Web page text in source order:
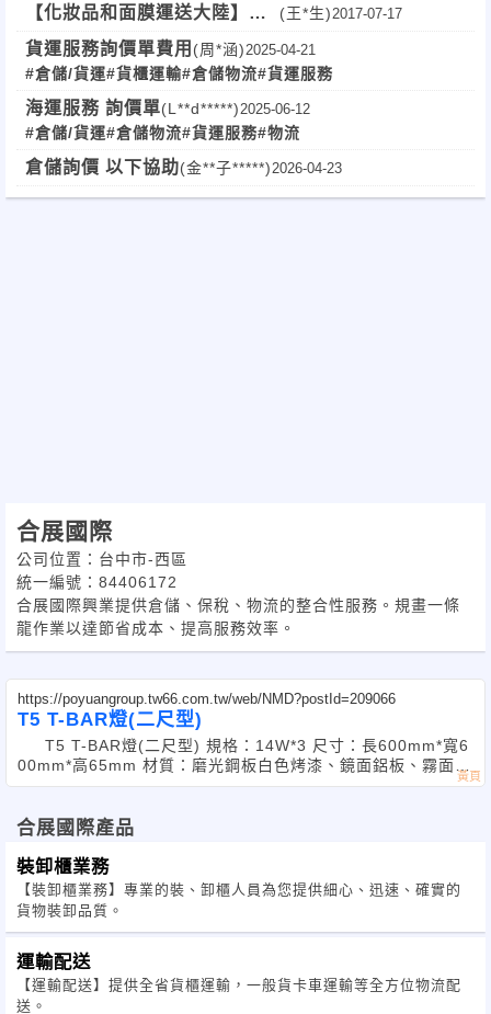
【化妝品和面膜運送大陸】長
期合作
(王*生) 2017-07-17
貨運服務詢價單費用 (周*涵) 2025-04-21
#倉儲/貨運#貨櫃運輸#倉儲物流#貨運服務
海運服務 詢價單(L**d*****) 2025-06-12
#倉儲/貨運#倉儲物流#貨運服務#物流
倉儲詢價 以下協助(金**子*****) 2026-04-23
合展國際
公司位置：台中市-西區
統一編號：84406172
合展國際興業提供倉儲、保稅、物流的整合性服務。規畫一條
龍作業以達節省成本、提高服務效率。
https://poyuangroup.tw66.com.tw/web/NMD?postId=209066
T5 T-BAR燈(二尺型)
T5 T-BAR燈(二尺型) 規格：14W*3 尺寸：長600mm*寬6
00mm*高65mm 材質：磨光鋼板白色烤漆、鏡面鋁板、霧面鋁
柵板
合展國際產品
裝卸櫃業務
【裝卸櫃業務】專業的裝、卸櫃人員為您提供細心、迅速、確實的
貨物裝卸品質。
運輸配送
【運輸配送】提供全省貨櫃運輸，一般貨卡車運輸等全方位物流配
送。